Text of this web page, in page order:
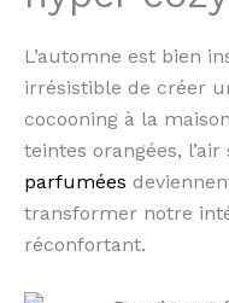
L’automne est bien
irrésistible de créer
cocooning à la
teintes orangées,
parfumées
transformer notre
réconfortant.